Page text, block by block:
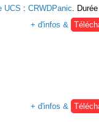
UCS : CRWDPanic .
+ d'infos &
+ d'infos &